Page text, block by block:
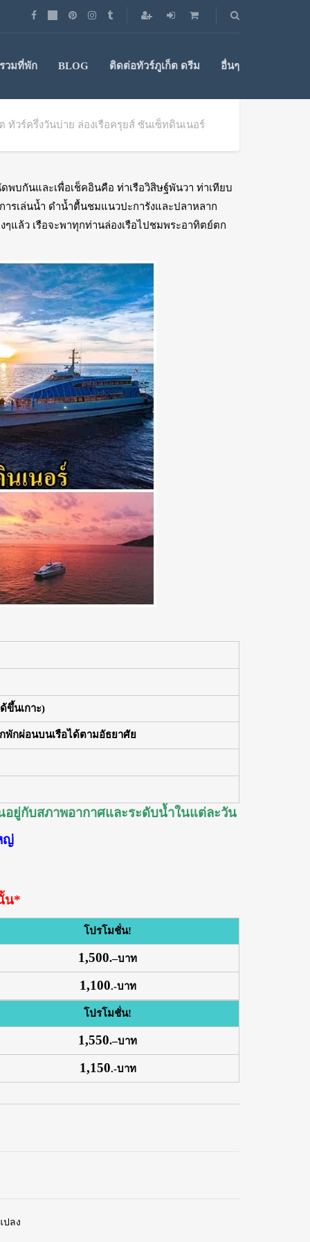
วมที่พัก BLOG ติดต่อทัวร์ภูเก็ต ดรีม อื่นๆ
ทัวร์ครึ่งวันบ่าย ล่องเรือครุยส์ ซันเซ็ทดินเนอร์
บกันและเพื่อเช็คอินคือ ท่าเรือวิสิษฐ์พันวา ท่าเทียบ
ารเล่นน้ำ ดำน้ำตื้นชมแนวปะการังและปลาหลาก
แล้ว เรือจะพาทุกท่านล่องเรือไปชมพระอาทิตย์ตก
ขึ้นเกาะ)
พักผ่อนบนเรือได้ตามอัธยาศัย
อยู่กับสภาพอากาศและระดับน้ำในแต่ละวัน
ญ่
น*
โปรโมชั่น!
1,500.–บาท
1,100.-บาท
โปรโมชั่น!
1,550.–บาท
1,150.-บาท
ปลง